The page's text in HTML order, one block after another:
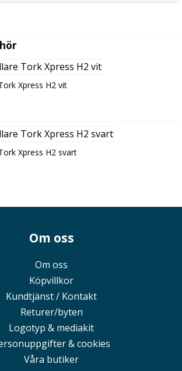
Xpress H2 vit
Xpress H2 svart
Om oss
Om oss
Köpvillkor
Kundtjänst / Kontakt
Returer/byten
Logotyp & mediakit
& cookies
Våra butiker